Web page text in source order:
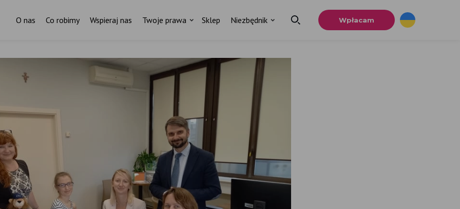
O nas Co robimy Wspieraj nas Twoje prawa Sklep Niezbędnik Wpłacam